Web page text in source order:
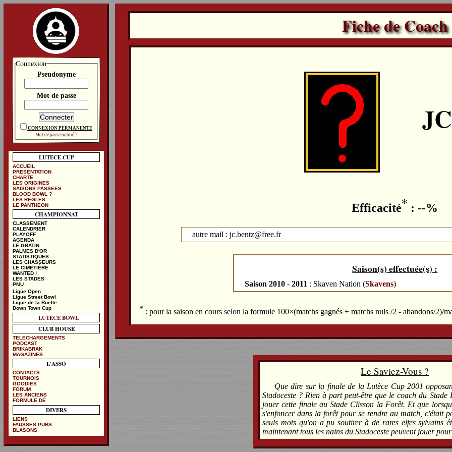
Fiche de Coach
Efficacité* : --%
autre mail : jc.bentz@free.fr
Saison(s) effectuée(s) :
Saison 2010 - 2011 : Skaven Nation (Skavens)
* : pour la saison en cours selon la formule 100×(matchs gagnés + matchs nuls /2 - abandons/2)/
Le Saviez-Vous ?
Que dire sur la finale de la Lutèce Cup 2001
Stadoceste ? Rien à part peut-être que le coach du
jouer cette finale au Stade Clisson la Forêt. Et que
s'enfoncer dans la forêt pour se rendre au match, c'était
seuls mots qu'on a pu soutirer à de rares elfes sylvains
maintenant tous les nains du Stadoceste peuvent jouer
Connexion
Pseudonyme
Mot de passe
CONNEXION PERMANENTE
Mot de passe oublié ?
LUTECE CUP
ACCUEIL
PRESENTATION
CHARTE
LES ORIGINES
SAISONS PASSEES
BLOOD BOWL ?
LES REGLES
LE PANTHEON
CHAMPIONNAT
CLASSEMENT
CALENDRIER
PLAYOFF
AGENDA
LE GRATIN
PALMES D'OR
STATISTIQUES
LES CHASSEURS
LE CIMETIÈRE
WANTED !
LES STADES
PMU
Ligue Open
Ligue Street Bowl
Ligue de la Ruelle
Down Town Cup
LUTECE BOWL
CLUB HOUSE
TELECHARGEMENTS
PODCAST
BRIKABRAK
MAGAZINES
L'ASSO
CONTACTS
TOURNOIS
GOODIES
FORUM
LES ANCIENS
FORMULE DE
DIVERS
LIENS
FAUSSES PUBS
BLASONS